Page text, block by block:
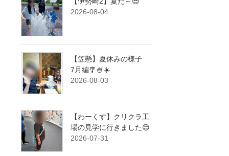
2026-08-04
【笠懸】夏休みの様子
7月編🎐🍧☀️
2026-08-03
【わーくす】クリクラ工
場の見学に行きました😊
2026-07-31